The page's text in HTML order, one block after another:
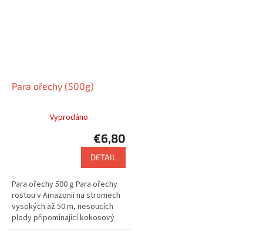
Para ořechy (500g)
Vyprodáno
€6,80
DETAIL
Para ořechy 500 g Para ořechy
rostou v Amazonii na stromech
vysokých až 50 m, nesoucích
plody připomínající kokosový
ořech.